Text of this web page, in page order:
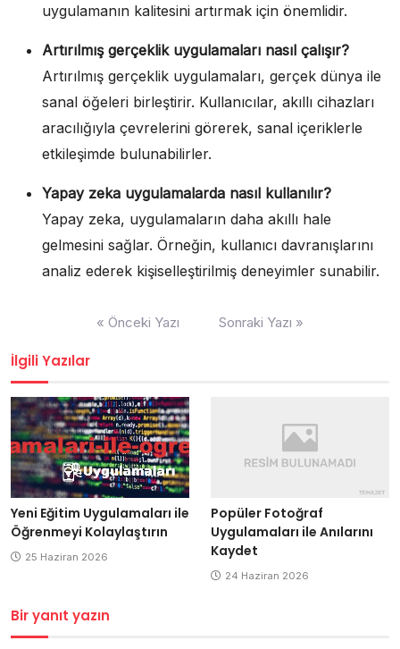
uygulamanın kalitesini artırmak için önemlidir.
Artırılmış gerçeklik uygulamaları nasıl çalışır?
Artırılmış gerçeklik uygulamaları, gerçek dünya ile
sanal öğeleri birleştirir. Kullanıcılar, akıllı cihazları
aracılığıyla çevrelerini görerek, sanal içeriklerle
etkileşimde bulunabilirler.
Yapay zeka uygulamalarda nasıl kullanılır?
Yapay zeka, uygulamaların daha akıllı hale
gelmesini sağlar. Örneğin, kullanıcı davranışlarını
analiz ederek kişiselleştirilmiş deneyimler sunabilir.
« Önceki Yazı Sonraki Yazı »
İlgili Yazılar
Yeni Eğitim Uygulamaları ile
Öğrenmeyi Kolaylaştırın
25 Haziran 2026
Popüler Fotoğraf
Uygulamaları ile Anılarını
Kaydet
24 Haziran 2026
Bir yanıt yazın